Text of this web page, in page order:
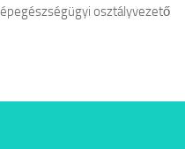
osztályvezető